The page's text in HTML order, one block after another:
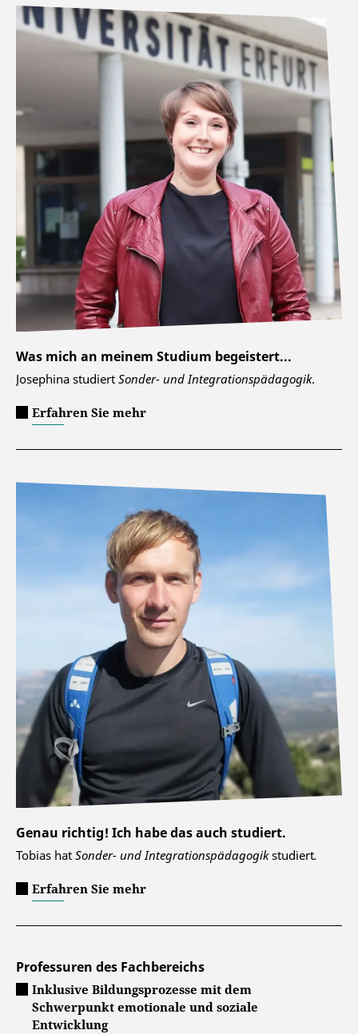
Was mich an meinem Studium begeistert...
Josephina studiert Sonder- und Integrationspädagogik.
Erfahren Sie mehr
Genau richtig! Ich habe das auch studiert.
Tobias hat Sonder- und Integrationspädagogikstudiert.
Erfahren Sie mehr
Professuren des Fachbereichs
Inklusive Bildungsprozesse mit dem
Schwerpunkt emotionale und soziale
Entwicklung